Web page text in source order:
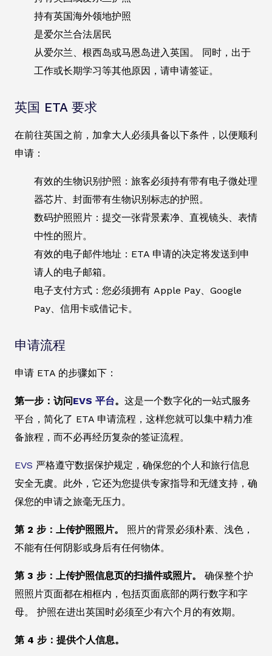
持有英国海外领地护照
是爱尔兰合法居民
从爱尔兰、根西岛或马恩岛进入英国。 同时，出于
工作或长期学习等其他原因，请申请签证。
英国 ETA 要求
在前往英国之前，加拿大人必须具备以下条件，以便顺利
申请：
有效的生物识别护照：旅客必须持有带有电子微处理
器芯片、封面带有生物识别标志的护照。
数码护照照片：提交一张背景素净、直视镜头、表情
中性的照片。
有效的电子邮件地址：ETA 申请的决定将发送到申
请人的电子邮箱。
电子支付方式：您必须拥有 Apple Pay、Google
Pay、信用卡或借记卡。
申请流程
申请 ETA 的步骤如下：
第一步：访问EVS 平台。 这是一个数字化的一站式服务
平台，简化了 ETA 申请流程，这样您就可以集中精力准
备旅程，而不必再经历复杂的签证流程。
EVS 严格遵守数据保护规定，确保您的个人和旅行信息
安全无虞。此外，它还为您提供专家指导和无缝支持，确
保您的申请之旅毫无压力。
第 2 步：上传护照照片。 照片的背景必须朴素、浅色，
不能有任何阴影或身后有任何物体。
第 3 步：上传护照信息页的扫描件或照片。 确保整个护
照照片页面都在相框内，包括页面底部的两行数字和字
母。 护照在进出英国时必须至少有六个月的有效期。
第 4 步：提供个人信息。